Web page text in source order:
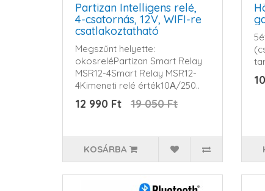
Partizan Intelligens relé,
4-csatornás, 12V, WIFI-re
csatlakoztatható
Megszűnt helyette:
okosreléPartizan Smart Relay
MSR12-4Smart Relay MSR12-
4Kimeneti relé érték10А/250..
12 990 Ft 19 050 Ft
KOSÁRBA